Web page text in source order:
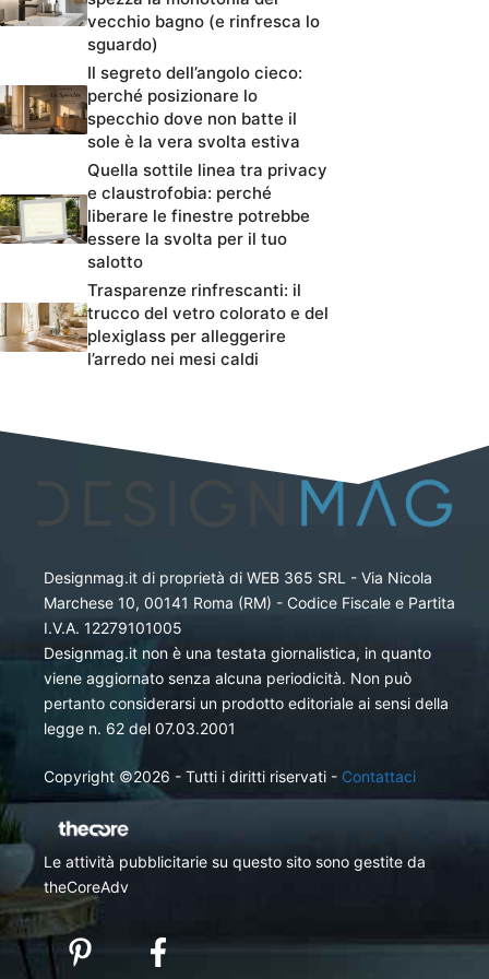
vecchio bagno (e rinfresca lo
sguardo)
Il segreto dell’angolo cieco:
perché posizionare lo
specchio dove non batte il
sole è la vera svolta estiva
Quella sottile linea tra privacy
e claustrofobia: perché
liberare le finestre potrebbe
essere la svolta per il tuo
salotto
Trasparenze rinfrescanti: il
trucco del vetro colorato e del
plexiglass per alleggerire
l’arredo nei mesi caldi
Designmag.it di proprietà di WEB 365 SRL - Via Nicola
Marchese 10, 00141 Roma (RM) - Codice Fiscale e Partita
I.V.A. 12279101005
Designmag.it non è una testata giornalistica, in quanto
viene aggiornato senza alcuna periodicità. Non può
pertanto considerarsi un prodotto editoriale ai sensi della
legge n. 62 del 07.03.2001
Copyright ©2026 - Tutti i diritti riservati - Contattaci
Le attività pubblicitarie su questo sito sono gestite da
theCoreAdv